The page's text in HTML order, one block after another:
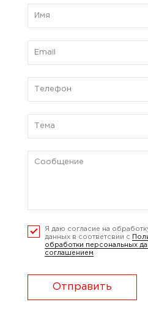
Я даю согласие на
данных в соответсвии с
обработки персональных
соглашением
Отправить